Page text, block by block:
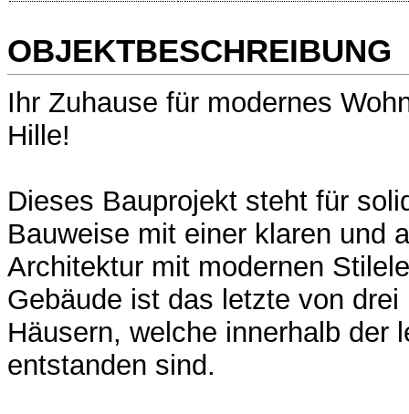
OBJEKTBESCHREIBUNG
Ihr Zuhause für modernes
Hille!
Dieses Bauprojekt steht für
Bauweise mit einer klaren und
Architektur mit modernen
Gebäude ist das letzte von drei
Häusern, welche innerhalb der
entstanden sind.